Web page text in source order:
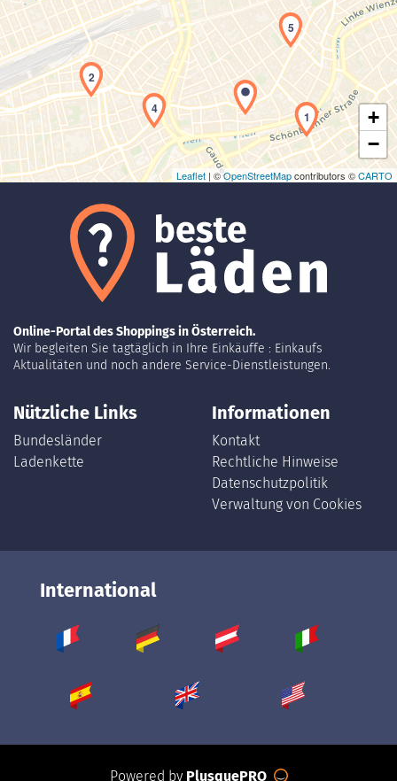
Laden der Karte...
1
2
4
5
+
−
Leaflet | ©OpenStreetMapcontributors ©CARTO
Online-Portal des Shoppings in Österreich.
Wir begleiten Sie tagtäglich in Ihre Einkäuffe : Einkaufs
Aktualitäten und noch andere Service-Dienstleistungen.
Nützliche Links
Bundesländer
Ladenkette
Informationen
Kontakt
Rechtliche Hinweise
Datenschutzpolitik
Verwaltung von Cookies
International
Powered by PlusquePRO